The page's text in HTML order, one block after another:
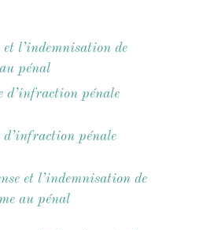
et l’indemnisation de
pénal
d’infraction pénale
pénale
et l’indemnisation de
au pénal